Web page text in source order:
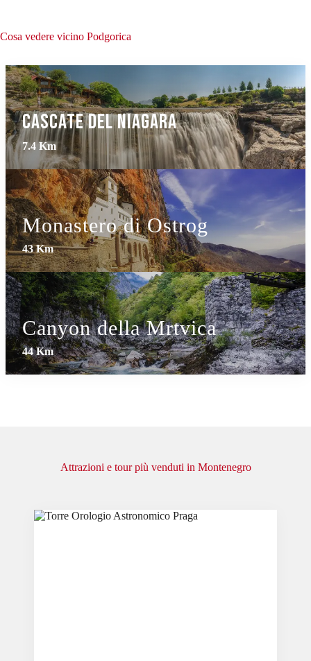
Cosa vedere vicino Podgorica
Cascate del Niagara
7.4 Km
Monastero di Ostrog
43 Km
Canyon della Mrtvica
44 Km
Attrazioni e tour più venduti in Montenegro